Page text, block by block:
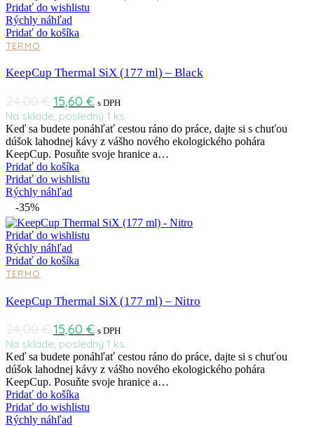
Pridať do wishlistu
Rýchly náhľad
Pridať do košíka
TERMO
KeepCup Thermal SiX (177 ml) – Black
15,60 € s DPH
Na sklade, posledný 1 ks
Keď sa budete ponáhľať cestou ráno do práce, dajte si s chuťou
dúšok lahodnej kávy z vášho nového ekologického pohára
KeepCup. Posuňte svoje hranice a…
Pridať do košíka
Pridať do wishlistu
Rýchly náhľad
-35%
Pridať do wishlistu
Rýchly náhľad
Pridať do košíka
TERMO
KeepCup Thermal SiX (177 ml) – Nitro
15,60 € s DPH
Na sklade, posledný 1 ks
Keď sa budete ponáhľať cestou ráno do práce, dajte si s chuťou
dúšok lahodnej kávy z vášho nového ekologického pohára
KeepCup. Posuňte svoje hranice a…
Pridať do košíka
Pridať do wishlistu
Rýchly náhľad